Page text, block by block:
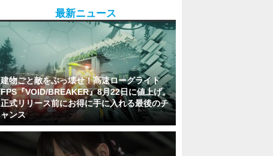
最新ニュース
建物ごと敵をぶっ壊せ！高速ローグライト
FPS『VOID/BREAKER』8月22日に値上げ。
正式リリース前にお得に手に入れる最後のチ
ャンス